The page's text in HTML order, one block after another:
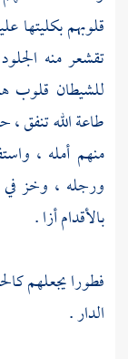
قلوبهم بكليتها
تقشعر منه
للشيطان قلوب
طاعة الله تنفق
منهم أمله ،
ورجله ، وخز
بالأقدام أزا .
فطورا يجعلهم
الدار .